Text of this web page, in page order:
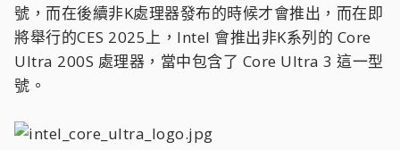
號，而在後續非K處理器發布的時候才會推出，而在即
將舉行的CES 2025上，Intel 會推出非K系列的 Core
Ultra 200S 處理器，當中包含了 Core Ultra 3 這一型
號。